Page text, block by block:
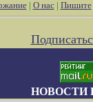
| О нас| Пишите
НОВОСТИ